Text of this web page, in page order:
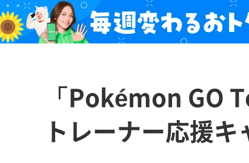
「Pokémon GO
トレーナー応援